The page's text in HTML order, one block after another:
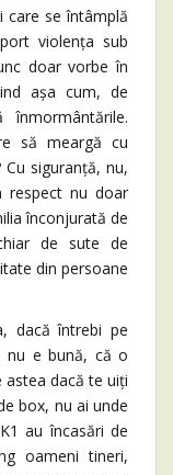
se întâmplă
violența sub
doar vorbe în
așa cum, de
să meargă cu
siguranță, nu,
respect nu doar
înconjurată de
de sute de
din persoane
întrebi pe
nu e bună, că o
dacă te uiți
box, nu ai unde
au încasări de
oameni tineri,